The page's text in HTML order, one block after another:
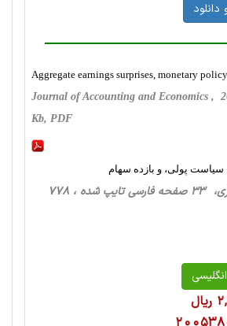
Aggregate earnings surprises, monetary
Journal of Accounting and Economics ,
Kb, PDF
پولی، و بازده سهام
، اقتصاد پول و بانکداری، 33 صفحه فارسی تایپ شده ، 778